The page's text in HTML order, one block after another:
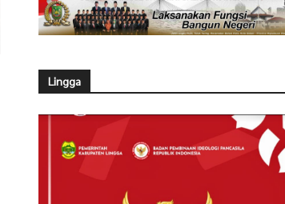
Lingga